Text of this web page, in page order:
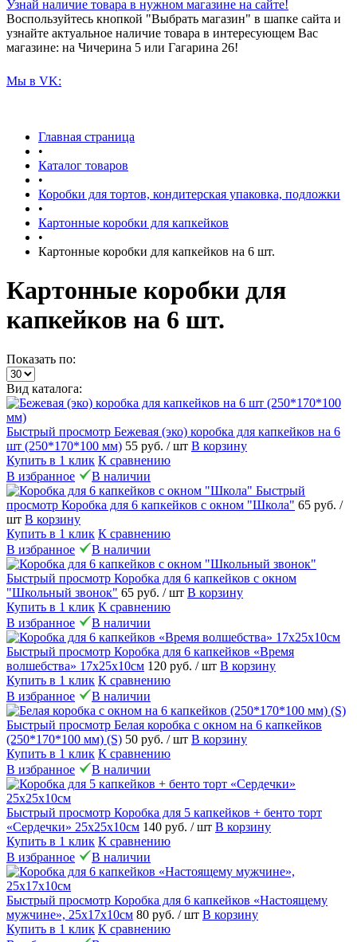
Узнай наличие товара в нужном магазине на сайте!
Воспользуйтесь кнопкой "Выбрать магазин" в шапке сайта и
узнайте актуальное наличие товара в интересующем Вас
магазине: на Чичерина 5 или Гагарина 26!
Мы в VK:
Главная страница
•
Каталог товаров
•
Коробки для тортов, кондитерская упаковка, подложки
•
Картонные коробки для капкейков
•
Картонные коробки для капкейков на 6 шт.
Картонные коробки для
капкейков на 6 шт.
Показать по:
Вид каталога:
Быстрый просмотр Бежевая (эко) коробка для капкейков на 6
шт (250*170*100 мм) 55 руб. / шт В корзину
Купить в 1 клик К сравнению
В избранное
В наличии
Быстрый
просмотр Коробка для 6 капкейков с окном "Школа" 65 руб. /
шт В корзину
Купить в 1 клик К сравнению
В избранное
В наличии
Быстрый просмотр Коробка для 6 капкейков с окном
"Школьный звонок" 65 руб. / шт В корзину
Купить в 1 клик К сравнению
В избранное
В наличии
Быстрый просмотр Коробка для 6 капкейков «Время
волшебства» 17х25х10см 120 руб. / шт В корзину
Купить в 1 клик К сравнению
В избранное
В наличии
Быстрый просмотр Белая коробка с окном на 6 капкейков
(250*170*100 мм) (S) 50 руб. / шт В корзину
Купить в 1 клик К сравнению
В избранное
В наличии
Быстрый просмотр Коробка для 5 капкейков + бенто торт
«Сердечки» 25х25х10см 140 руб. / шт В корзину
Купить в 1 клик К сравнению
В избранное
В наличии
Быстрый просмотр Коробка для 6 капкейков «Настоящему
мужчине», 25х17х10см 80 руб. / шт В корзину
Купить в 1 клик К сравнению